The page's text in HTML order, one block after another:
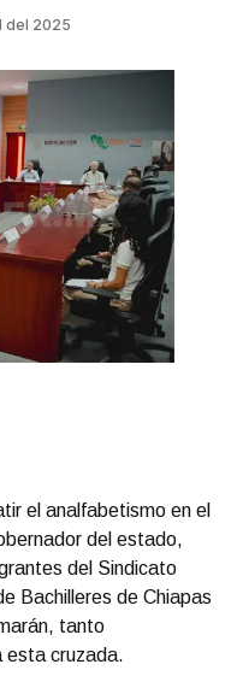
del 2025
el analfabetismo en el
del estado,
del Sindicato
Bachilleres de Chiapas
tanto
esta cruzada.